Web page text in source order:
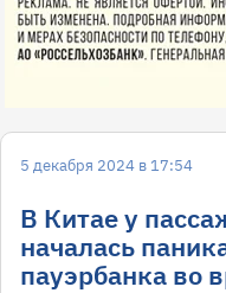
5 декабря 2024 в 17:54
В Китае у
началась
пауэрбанка во